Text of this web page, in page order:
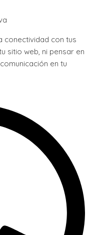
conectividad con tus
sitio web, ni pensar en
en tu